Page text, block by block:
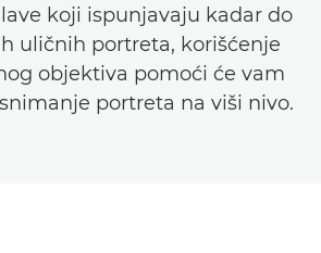
koji ispunjavaju kadar do
uličnih portreta, korišćenje
objektiva pomoći će vam
portreta na viši nivo.